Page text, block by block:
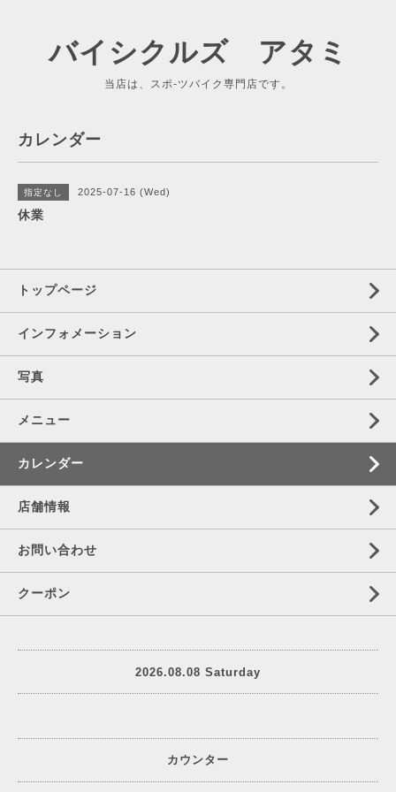
バイシクルズ アタミ
当店は、スポ-ツバイク専門店です。
カレンダー
指定なし 2025-07-16 (Wed)
休業
トップページ
インフォメーション
写真
メニュー
カレンダー
店舗情報
お問い合わせ
クーポン
2026.08.08 Saturday
カウンター